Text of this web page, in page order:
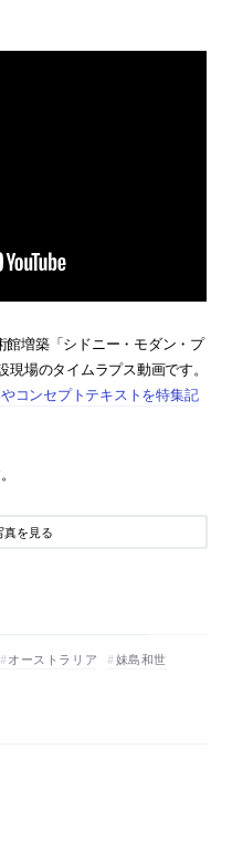
増築「シドニー・モダン・プ
場のタイムラプス動画です。
コンセプトテキストを特集記
真を見る
オーストラリア
妹島和世